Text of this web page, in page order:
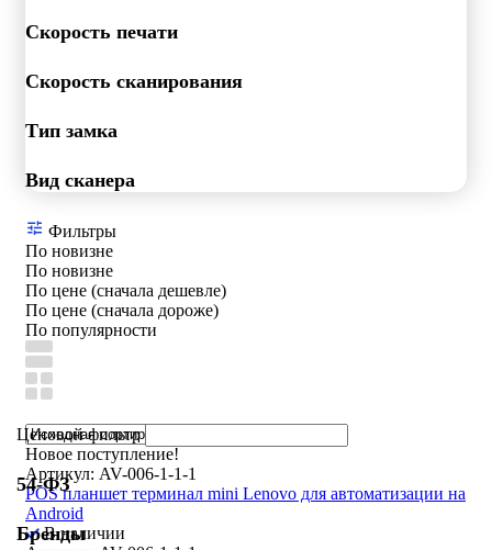
Скорость печати
Скорость сканирования
Тип замка
Вид сканера
Фильтры
По новизне
По новизне
По цене (сначала дешевле)
По цене (сначала дороже)
По популярности
Ценовой фильтр
54-ФЗ
Бренды
Новое поступление!
Артикул: AV-006-1-1-1
POS планшет терминал mini Lenovo для автоматизации на
Android
В наличии